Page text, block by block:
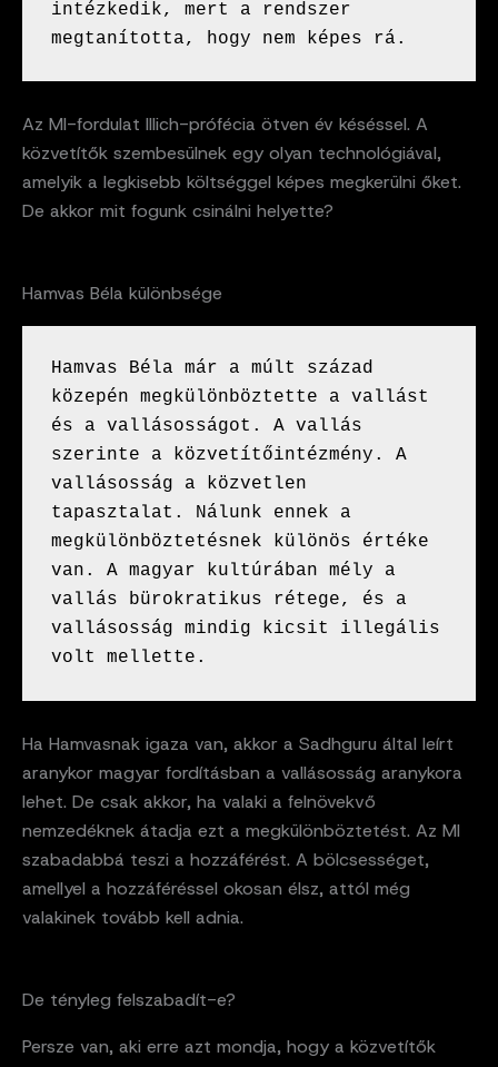
intézkedik, mert a rendszer
megtanította, hogy nem képes rá.
Az MI-fordulat Illich-prófécia ötven év késéssel. A
közvetítők szembesülnek egy olyan technológiával,
amelyik a legkisebb költséggel képes megkerülni őket.
De akkor mit fogunk csinálni helyette?
Hamvas Béla különbsége
Hamvas Béla már a múlt század
közepén megkülönböztette a vallást
és a vallásosságot. A vallás
szerinte a közvetítőintézmény. A
vallásosság a közvetlen
tapasztalat. Nálunk ennek a
megkülönböztetésnek különös értéke
van. A magyar kultúrában mély a
vallás bürokratikus rétege, és a
vallásosság mindig kicsit illegális
volt mellette.
Ha Hamvasnak igaza van, akkor a Sadhguru által leírt
aranykor magyar fordításban a vallásosság aranykora
lehet. De csak akkor, ha valaki a felnövekvő
nemzedéknek átadja ezt a megkülönböztetést. Az MI
szabadabbá teszi a hozzáférést. A bölcsességet,
amellyel a hozzáféréssel okosan élsz, attól még
valakinek tovább kell adnia.
De tényleg felszabadít-e?
Persze van, aki erre azt mondja, hogy a közvetítők